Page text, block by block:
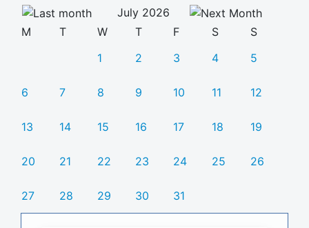
July 2026
M
T W T F S
S
1
2 3 4 5
6 7 8 9 10 11 12
13 14 15 16 17 18 19
20 21 22 23 24 25 26
27 28 29 30 31